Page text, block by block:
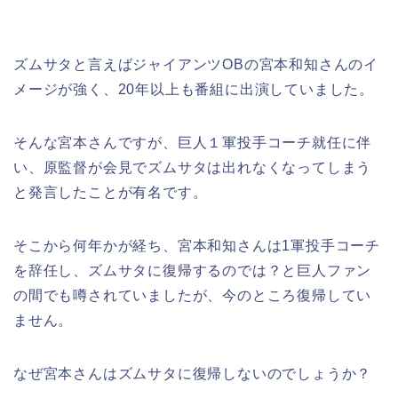
ズムサタと言えばジャイアンツOBの宮本和知さんのイ
メージが強く、20年以上も番組に出演していました。
そんな宮本さんですが、巨人１軍投手コーチ就任に伴
い、原監督が会見でズムサタは出れなくなってしまう
と発言したことが有名です。
そこから何年かが経ち、宮本和知さんは1軍投手コーチ
を辞任し、ズムサタに復帰するのでは？と巨人ファン
の間でも噂されていましたが、今のところ復帰してい
ません。
なぜ宮本さんはズムサタに復帰しないのでしょうか？